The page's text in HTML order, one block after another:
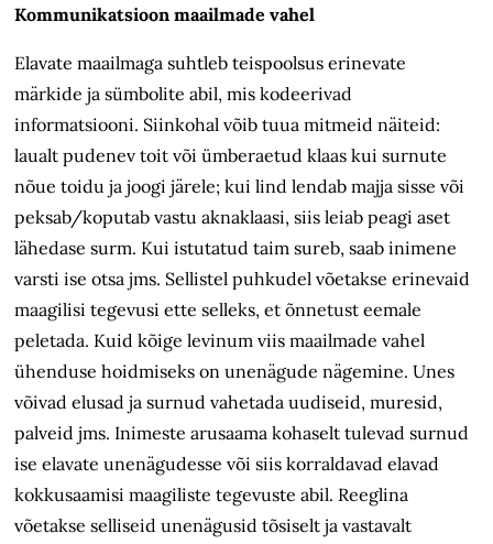
Kommunikatsioon maailmade vahel
Elavate maailmaga suhtleb teispoolsus erinevate
märkide ja sümbolite abil, mis kodeerivad
informatsiooni. Siinkohal võib tuua mitmeid näiteid:
laualt pudenev toit või ümberaetud klaas kui surnute
nõue toidu ja joogi järele; kui lindlendab majja sisse või
peksab/koputab vastu aknaklaasi, siis leiab peagi aset
lähedase surm. Kui istutatud taim sureb, saab inimene
varsti ise otsa jms. Sellistel puhkudel võetakse erinevaid
maagilisi tegevusi ette selleks, et õnnetust eemale
peletada. Kuid kõige levinum viis maailmade vahel
ühenduse hoidmiseks on unenägude nägemine. Unes
võivad elusad ja surnud vahetada uudiseid, muresid,
palveid jms. Inimeste arusaama kohaselt tulevad surnud
ise elavate unenägudesse või siis korraldavad elavad
kokkusaamisi maagiliste tegevuste abil. Reeglina
võetakse selliseid unenägusid tõsiselt ja vastavalt